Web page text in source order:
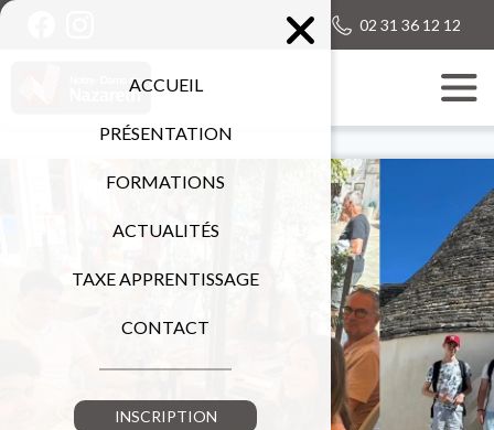
ACCUEIL
PRÉSENTATION
FORMATIONS
ACTUALITÉS
TAXE APPRENTISSAGE
CONTACT
INSCRIPTION
02 31 36 12 12